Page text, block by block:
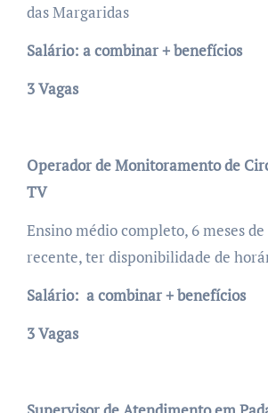
das Margaridas
Salário: a combinar + benefícios
3 Vagas
Operador de Monitoramento de
TV
Ensino médio completo, 6 meses
recente, ter disponibilidade de
Salário: a combinar + benefícios
3 Vagas